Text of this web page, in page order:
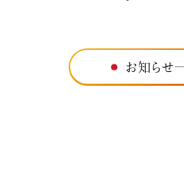
お知らせ